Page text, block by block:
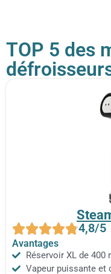
TOP 5 des
4,8/5
Avantages
Réservoir XL de 400
Vapeur puissante et